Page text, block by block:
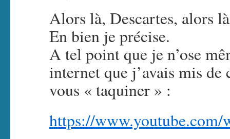
Alors là, Descartes, alors
En bien je précise.
A tel point que je n’ose
internet que j’avais mis
vous « taquiner » :
https://